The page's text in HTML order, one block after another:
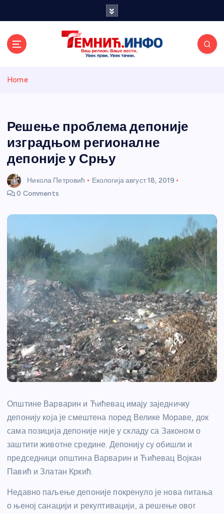
и портал
Home
Решење проблема депоније
изградњом регионалне
депоније у Срњу
Никола Петровић Екологијаавгуст 18, 2019
0 Comments
Општине Варварин и Ћићевац имају заједничку
депонију која је смештена поред Велике Мораве, док
сама позиција депоније није у складу са Законом о
заштити животне средине. Депонију су обишли и
председници општина Варварин и Ћићевац Војкан
Павић и Златан Кркић.
Недавно паљење депоније покренуло је нова питања
о њеној санацији и рекултивацији, а решење овог